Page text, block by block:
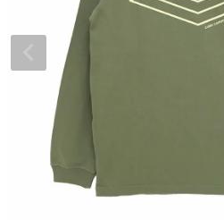
7.7inch
7.8inch
7.9inch
8.0inch
7.8inch
7.9inch
8.0inch
8.1inch
56mm
58mm
59mm
ボーンズ XF（エックスフォーミ
ボーンズ STF（エスティーエフ）
パウエルペラルタ DF（ドラゴ
ベアリング
デッキテープ
ボルト
パーツ・その他
24cm
24.5cm
25cm
25.5cm
インソール
シューレース・その他
トレーナー・セーター
パンツ
ショーツ
長袖ボタンシャツ
ブランド紹介
INFO
スケートパーク情報
求人情報
プライバシーポリシー
特定商取引法に基づく表記